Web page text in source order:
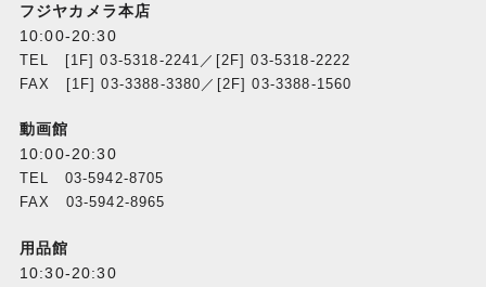
フジヤカメラ本店
10:00-20:30
TEL [1F] 03-5318-2241／[2F] 03-5318-2222
FAX [1F] 03-3388-3380／[2F] 03-3388-1560
動画館
10:00-20:30
TEL 03-5942-8705
FAX 03-5942-8965
用品館
10:30-20:30